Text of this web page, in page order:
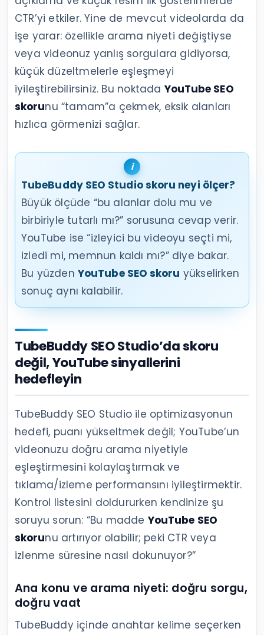
CTR’yi etkiler. Yine de mevcut videolarda da
işe yarar: özellikle arama niyeti değiştiyse
veya videonuz yanlış sorgulara gidiyorsa,
küçük düzeltmelerle eşleşmeyi
iyileştirebilirsiniz. Bu noktada YouTube SEO
skorunu “tamam”a çekmek, eksik alanları
hızlıca görmenizi sağlar.
TubeBuddy SEO Studio skoru neyi ölçer?
Büyük ölçüde “bu alanlar dolu mu ve
birbiriyle tutarlı mı?” sorusuna cevap verir.
YouTube ise “izleyici bu videoyu seçti mi,
izledi mi, memnun kaldı mı?” diye bakar.
Bu yüzdenYouTube SEO skoru yükselirken
sonuç aynı kalabilir.
TubeBuddy SEO Studio’da skoru
değil, YouTube sinyallerini
hedefleyin
TubeBuddy SEO Studio ile optimizasyonun
hedefi, puanı yükseltmek değil; YouTube’un
videonuzu doğru arama niyetiyle
eşleştirmesini kolaylaştırmak ve
tıklama/izleme performansını iyileştirmektir.
Kontrol listesini doldururken kendinize şu
soruyu sorun: “Bu madde YouTube SEO
skorunu artırıyor olabilir; peki CTR veya
izlenme süresine nasıl dokunuyor?”
Ana konu ve arama niyeti: doğru sorgu,
doğru vaat
TubeBuddy içinde anahtar kelime seçerken